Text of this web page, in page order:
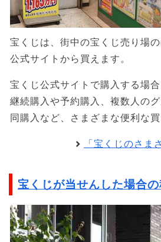
宝くじは、街中の宝くじ売り場
公式サイトから買えます。
宝くじ公式サイトで購入する場
継続購入や予約購入、複数人の
同購入など、さまざまな便利な買
「宝くじのさま
宝くじが当せんした場合